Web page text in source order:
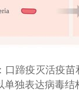
口蹄疫灭活疫
独表达病毒